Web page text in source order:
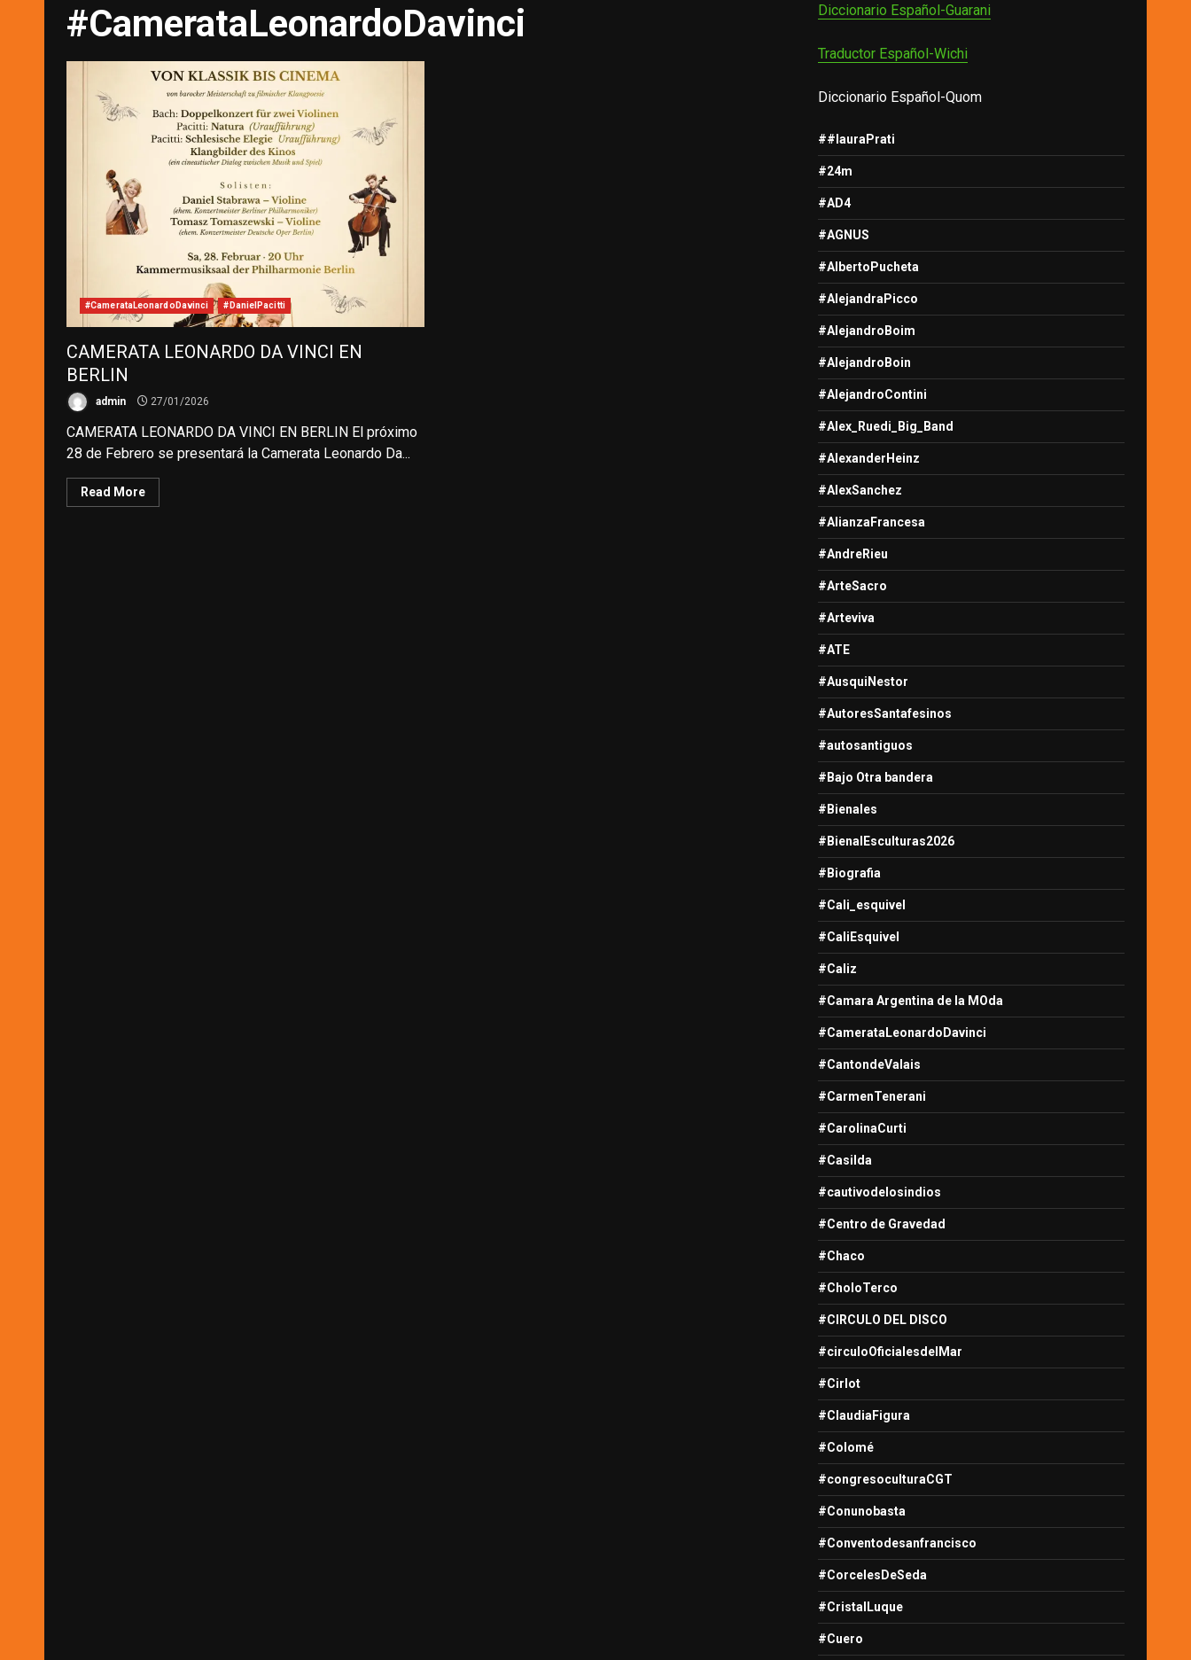
#CamerataLeonardoDavinci
#CamerataLeonardoDavinci #DanielPacitti
CAMERATA LEONARDO DA VINCI EN
BERLIN
admin 27/01/2026
CAMERATA LEONARDO DA VINCI EN BERLIN El próximo
28 de Febrero se presentará la Camerata Leonardo Da...
Read More
Diccionario Español-Guarani
Traductor Español-Wichi
Diccionario Español-Quom
##lauraPrati
#24m
#AD4
#AGNUS
#AlbertoPucheta
#AlejandraPicco
#AlejandroBoim
#AlejandroBoin
#AlejandroContini
#Alex_Ruedi_Big_Band
#AlexanderHeinz
#AlexSanchez
#AlianzaFrancesa
#AndreRieu
#ArteSacro
#Arteviva
#ATE
#AusquiNestor
#AutoresSantafesinos
#autosantiguos
#Bajo Otra bandera
#Bienales
#BienalEsculturas2026
#Biografia
#Cali_esquivel
#CaliEsquivel
#Caliz
#Camara Argentina de la MOda
#CamerataLeonardoDavinci
#CantondeValais
#CarmenTenerani
#CarolinaCurti
#Casilda
#cautivodelosindios
#Centro de Gravedad
#Chaco
#CholoTerco
#CIRCULO DEL DISCO
#circuloOficialesdelMar
#Cirlot
#ClaudiaFigura
#Colomé
#congresoculturaCGT
#Conunobasta
#Conventodesanfrancisco
#CorcelesDeSeda
#CristalLuque
#Cuero